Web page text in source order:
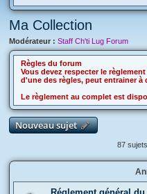
Ma Collection
Modérateur : Staff Ch'ti Lug Forum
Règles du forum
Vous devez respecter le
d'une des règles, peut entrainer à
Le règlement au complet est
Nouveau sujet
87 sujets
Réglement général